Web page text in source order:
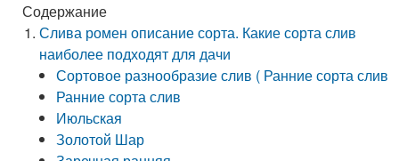
Содержание
Слива ромен описание сорта. Какие сорта слив
наиболее подходят для дачи
Сортовое разнообразие слив ( Ранние сорта слив
Ранние сорта слив
Июльская
Золотой Шар